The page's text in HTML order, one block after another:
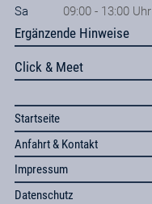
Sa
09:00 - 13:00 Uhr
Ergänzende Hinweise
Click & Meet
Startseite
Anfahrt & Kontakt
Impressum
Datenschutz